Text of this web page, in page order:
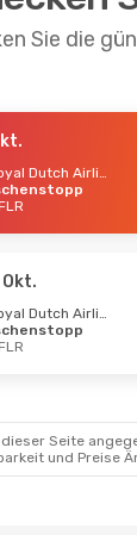
Sie die
Klm Royal Dutch Airlines
Okt.
Klm Royal Dutch Airlines
dieser Seite
und Preise